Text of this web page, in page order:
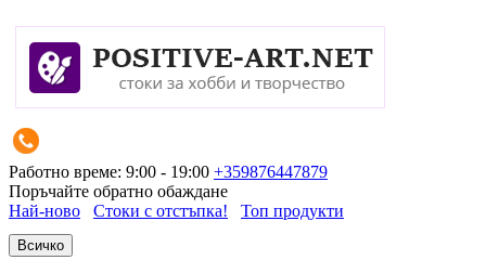
Работно време: 9:00 - 19:00 +359876447879
Поръчайте обратно обаждане
Най-ново
Стоки с отстъпка! Топ продукти
Всичко